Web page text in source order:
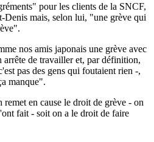
pour les clients de la SNCF,
Denis mais, selon lui, "une grève qui
nos amis japonais une grève avec
arrête de travailler et, par définition,
pas des gens qui foutaient rien -,
manque".
en cause le droit de grève - on
fait - soit on a le droit de faire